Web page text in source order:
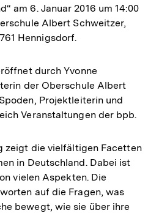
am 6. Januar 2016 um 14:00
Albert Schweitzer,
Hennigsdorf.
durch Yvonne
der Oberschule Albert
Projektleiterin und
Veranstaltungen der bpb.
zeigt die vielfältigen Facetten
in Deutschland. Dabei ist
vielen Aspekten. Die
auf die Fragen, was
bewegt, wie sie über ihre